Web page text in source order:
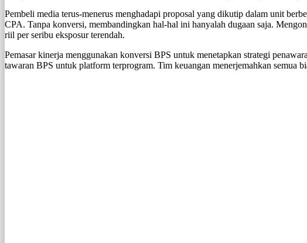
Pembeli media terus-menerus menghadapi proposal yang dikutip dalam unit
CPA. Tanpa konversi, membandingkan hal-hal ini hanyalah dugaan saja.
riil per seribu eksposur terendah.
Pemasar kinerja menggunakan konversi BPS untuk menetapkan strategi
tawaran BPS untuk platform terprogram. Tim keuangan menerjemahkan semua